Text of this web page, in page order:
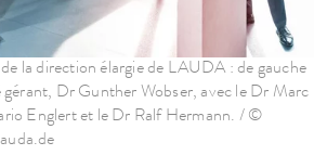
la direction élargie de LAUDA : de gauche
gérant, Dr Gunther Wobser, avec le Dr Marc
Englert et le Dr Ralf Hermann. / ©